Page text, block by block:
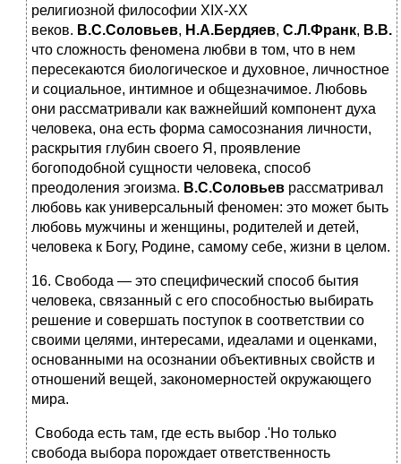
религиозной философии XIX-XX
веков. В.С.Соловьев, Н.А.Бердяев, С.Л.Франк,
что сложность феномена любви в том, что в нем
пересекаются биологическое и духовное, личностное
и социальное, интимное и общезначимое. Любовь
они рассматривали как важнейший компонент духа
человека, она есть форма самосознания личности,
раскрытия глубин своего Я, проявление
богоподобной сущности человека, способ
преодоления эгоизма. В.С.Соловьев рассматривал
любовь как универсальный феномен: это может быть
любовь мужчины и женщины, родителей и детей,
человека к Богу, Родине, самому себе, жизни в целом.
16. Свобода — это специфический способ бытия
человека, связанный с его способностью выбирать
решение и совер­шать поступок в соответствии со
своими целями, интере­сами, идеалами и оценками,
основанными на осознании объ­ективных свойств и
отношений вещей, закономерностей окружающего
мира.
Свобода есть там, где есть выбор .'Но только
свобода выбо­ра порождает ответственность